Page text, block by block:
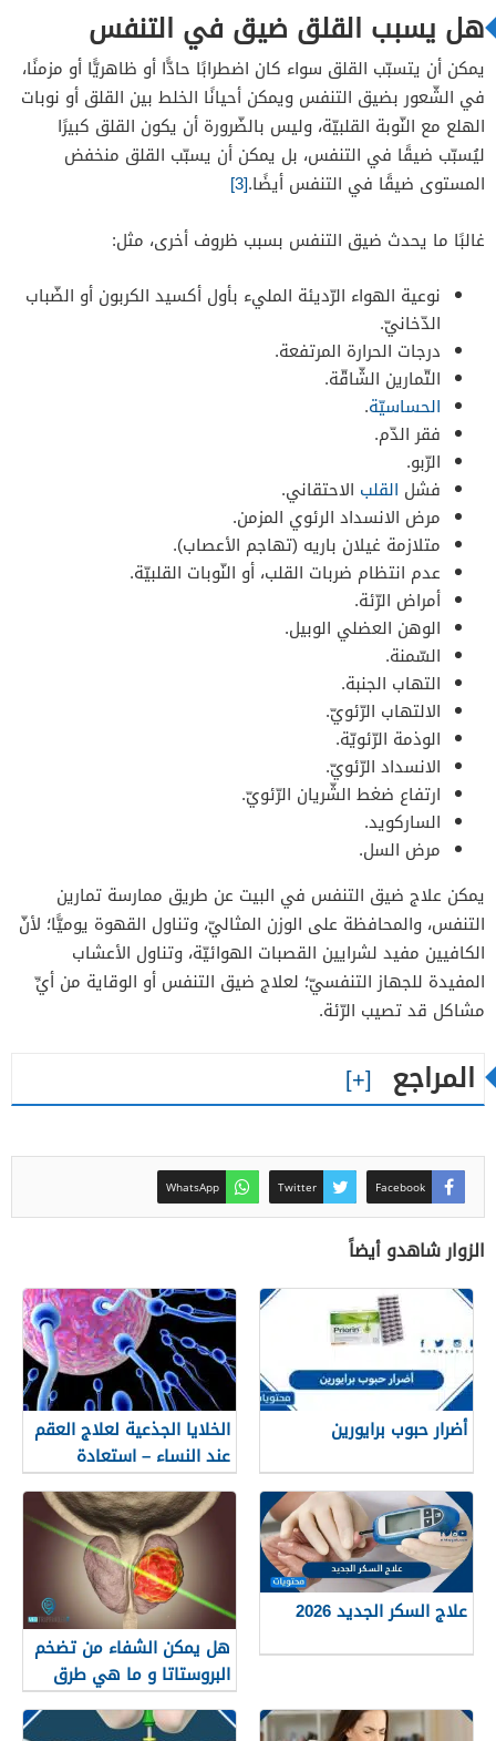
هل يسبب القلق ضيق في التنفس
يمكن أن يتسبّب القلق سواء كان اضطرابًا حادًّا أو ظاهريًّا أو مزمنًا،
في الشّعور بضيق التنفس ويمكن أحيانًا الخلط بين القلق أو نوبات
الهلع مع النّوبة القلبيّة، وليس بالضّرورة أن يكون القلق كبيرًا
ليُسبّب ضيقًا في التنفس، بل يمكن أن يسبّب القلق منخفض
المستوى ضيقًا في التنفس أيضًا.[3]
غالبًا ما يحدث ضيق التنفس بسبب ظروف أخرى، مثل:
نوعية الهواء الرّديئة المليء بأول أكسيد الكربون أو الضّباب
الدّخانيّ.
درجات الحرارة المرتفعة.
التّمارين الشّاقّة.
الحساسيّة.
فقر الدّم.
الرّبو.
فشل القلب الاحتقاني.
مرض الانسداد الرئوي المزمن.
متلازمة غيلان باريه (تهاجم الأعصاب).
عدم انتظام ضربات القلب، أو النّوبات القلبيّة.
أمراض الرّئة.
الوهن العضلي الوبيل.
السّمنة.
التهاب الجنبة.
الالتهاب الرّئويّ.
الوذمة الرّئويّة.
الانسداد الرّئويّ.
ارتفاع ضغط الشّريان الرّئويّ.
الساركويد.
مرض السل.
يمكن علاج ضيق التنفس في البيت عن طريق ممارسة تمارين
التنفس، والمحافظة على الوزن المثاليّ، وتناول القهوة يوميًّا؛ لأنّ
الكافيين مفيد لشرايين القصبات الهوائيّة، وتناول الأعشاب
المفيدة للجهاز التنفسيّ؛ لعلاج ضيق التنفس أو الوقاية من أيِّ
مشاكل قد تصيب الرّئة.
المراجع
Facebook
Twitter
WhatsApp
الزوار شاهدو أيضاً
أضرار حبوب برايورين
الخلایا الجذعیة لعلاج العقم
عند النساء – استعادة
للمبیض والأمل في الحمل
علاج السكر الجديد 2026
هل يمكن الشفاء من تضخم
البروستاتا و ما هي طرق
العلاج؟